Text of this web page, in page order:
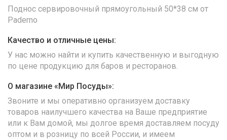
Поднос сервировочный прямоугольный 50*38 см от
Paderno
Качество и отличные цены:
У нас можно найти и купить качественную и выгодную
по цене продукцию для баров и ресторанов.
О магазине «Мир Посуды»:
Звоните и мы оперативно организуем доставку
товаров наилучшего качества на Ваше предприятие
или к Вам домой, мы долгое время доставляем посуду
оптом и в розницу по всей России, и имеем